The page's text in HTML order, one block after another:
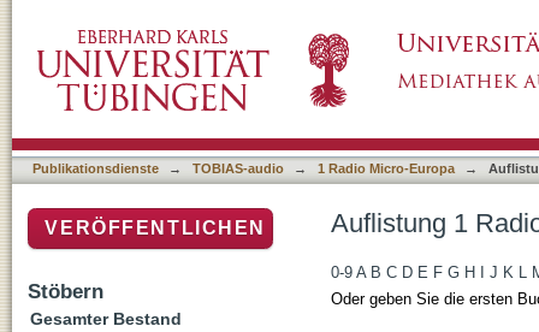
Publikationsdienste → TOBIAS-audio → 1 Radio Micro-Europa →
Auflistung 1
0-9 A B C D E F G H J K L
Oder geben Sie die ersten
VERÖFFENTLICHEN
Stöbern
Gesamter Bestand